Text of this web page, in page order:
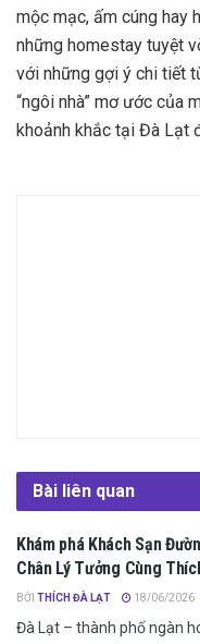
mộc mạc, ấm cúng hay
những homestay tuyệt
với những gợi ý chi tiết
“ngôi nhà” mơ ước của
khoảnh khắc tại Đà Lạt
Bài liên quan
ĐỊA ĐIỂM NGHỈ NGƠI
Khám phá Khách Sạn
Chân Lý Tưởng Cùng
BỞI THÍCH ĐÀ LẠT 18/06/2026
Đà Lạt – thành phố ngàn